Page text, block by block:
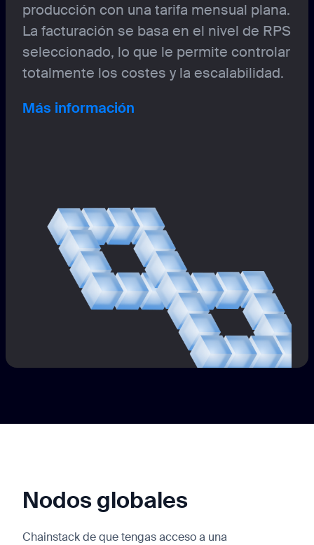
producción con una tarifa mensual plana.
La facturación se basa en el nivel de RPS
seleccionado, lo que le permite controlar
totalmente los costes y la escalabilidad.
Más información
Nodos globales
Chainstack de que tengas acceso a una